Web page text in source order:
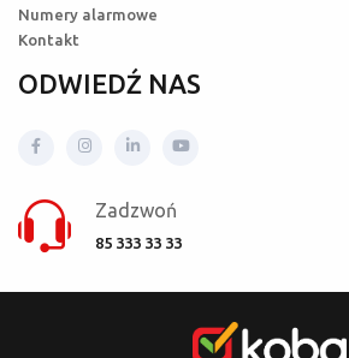
Numery alarmowe
Kontakt
ODWIEDŹ NAS
Zadzwoń
85 333 33 33